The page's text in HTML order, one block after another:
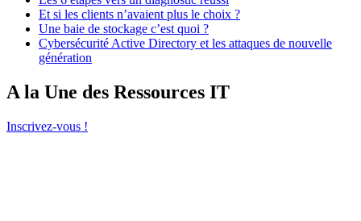
Et si les clients n’avaient plus le choix ?
Une baie de stockage c’est quoi ?
Cybersécurité Active Directory et les attaques de nouvelle
génération
A la Une des Ressources IT
Inscrivez-vous !